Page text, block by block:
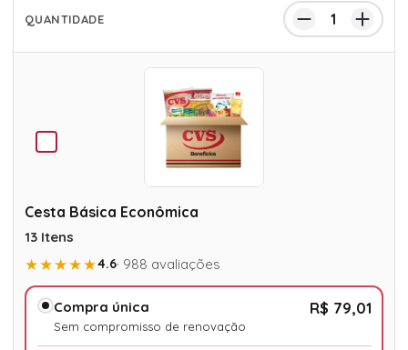
Cesta Básica Econômica
13 Itens
★★★★★4.6· 988 avaliações
Compra única
Sem compromisso de renovação
R$ 79,01